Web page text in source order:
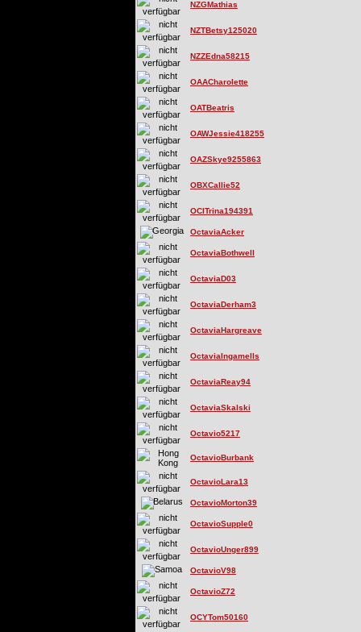
NZGMathias
NZTBetsy125020
NZZEdna58215
OAACharolette
OATBeatris
OAWJessie418255
OAZSkye9255863
OBXCallie52
OCITrina194391
OctaviaAcker
OctaviaBothwell
OctaviaD03
OctaviaDerham3
OctaviaHargreave
OctaviaIngamells
OctaviaReay94
OctaviaSkalski
Octavio5217
OctavioBurbank
OctavioLara13
OctavioMorton39
OctavioSupple0
OctavioUnger899
OctavioV98
OctavioZ72
OCYTom50160